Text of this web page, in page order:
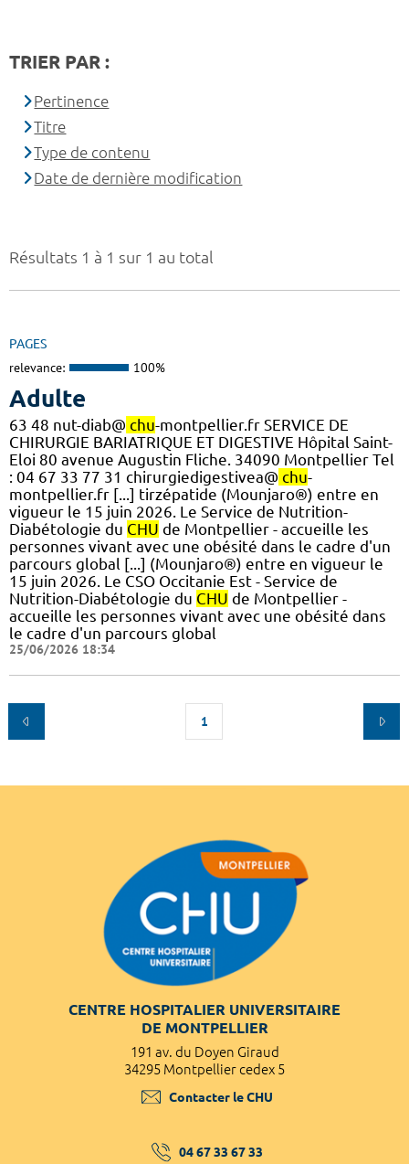
Résultats 1 à 1 sur 1 au total
PAGES
relevance: 100%
Adulte
63 48 nut-diab@ chu-montpellier.fr SERVICE DE
CHIRURGIE BARIATRIQUE ET DIGESTIVE Hôpital Saint-
Eloi 80 avenue Augustin Fliche. 34090 Montpellier Tel
: 04 67 33 77 31 chirurgiedigestivea@ chu-
montpellier.fr [...] tirzépatide (Mounjaro®) entre en
vigueur le 15 juin 2026. Le Service de Nutrition-
Diabétologie du CHU de Montpellier - accueille les
personnes vivant avec une obésité dans le cadre d'un
parcours global [...] (Mounjaro®) entre en vigueur le
15 juin 2026. Le CSO Occitanie Est - Service de
Nutrition-Diabétologie du CHU de Montpellier -
accueille les personnes vivant avec une obésité dans
le cadre d'un parcours global
25/06/2026 18:34
1
TRIER PAR :
Pertinence
Titre
Type de contenu
Date de dernière modification
CENTRE HOSPITALIER UNIVERSITAIRE
DE MONTPELLIER
191 av. du Doyen Giraud
34295 Montpellier cedex 5
Contacter le CHU
04 67 33 67 33